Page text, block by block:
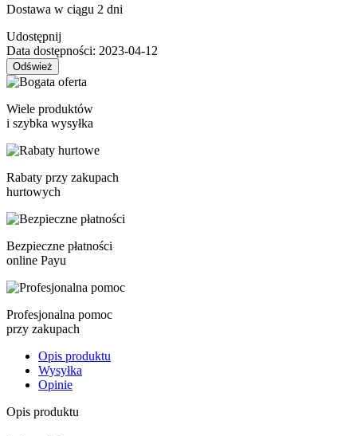
Dostawa w ciągu 2 dni
Udostępnij
Data dostępności: 2023-04-12
Wiele produktów
i szybka wysyłka
Rabaty przy zakupach
hurtowych
Bezpieczne płatności
online Payu
Profesjonalna pomoc
przy zakupach
Opis produktu
Wysyłka
Opinie
Opis produktu